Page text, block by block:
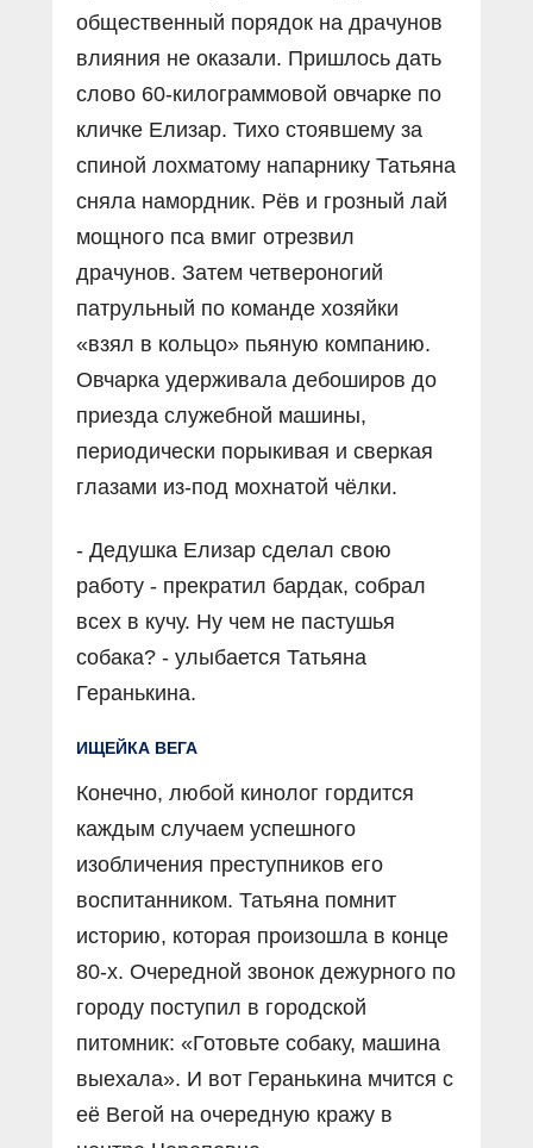
общественный порядок на драчунов
влияния не оказали. Пришлось дать
слово 60-килограммовой овчарке по
кличке Елизар. Тихо стоявшему за
спиной лохматому напарнику Татьяна
сняла намордник. Рёв и грозный лай
мощного пса вмиг отрезвил
драчунов. Затем четвероногий
патрульный по команде хозяйки
«взял в кольцо» пьяную компанию.
Овчарка удерживала дебоширов до
приезда служебной машины,
периодически порыкивая и сверкая
глазами из-под мохнатой чёлки.
- Дедушка Елизар сделал свою
работу - прекратил бардак, собрал
всех в кучу. Ну чем не пастушья
собака? - улыбается Татьяна
Геранькина.
ИЩЕЙКА ВЕГА
Конечно, любой кинолог гордится
каждым случаем успешного
изобличения преступников его
воспитанником. Татьяна помнит
историю, которая произошла в конце
80-х. Очередной звонок дежурного по
городу поступил в городской
питомник: «Готовьте собаку, машина
выехала». И вот Геранькина мчится с
её Вегой на очередную кражу в